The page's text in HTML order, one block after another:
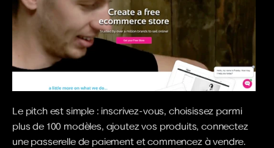
Le pitch est simple : inscrivez-vous, choisissez parmi
plus de 100 modèles, ajoutez vos produits, connectez
une passerelle de paiement et commencez à vendre.